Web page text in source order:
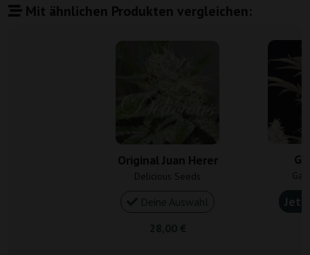
Mit ähnlichen Produkten vergleichen:
Original Juan Herer
Delicious Seeds